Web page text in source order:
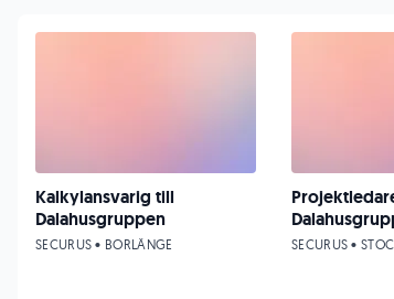
Kalkylansvarig till
Dalahusgruppen
SECURUS • BORLÄNGE SECURUS •